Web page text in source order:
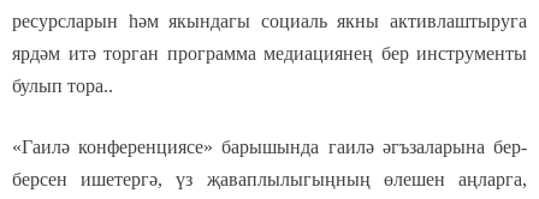
ресурсларын һәм якындагы социаль якны активлаштыруга
ярдәм итә торган программа медиациянең бер инструменты
булып тора..
«Гаилә конференциясе» барышында гаилә әгъзаларына бер-
берсен ишетергә, үз җаваплылыгыңның өлешен аңларга,